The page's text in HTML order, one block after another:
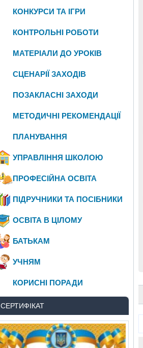
КОНКУРСИ ТА ІГРИ
КОНТРОЛЬНІ РОБОТИ
МАТЕРІАЛИ ДО УРОКІВ
СЦЕНАРІЇ ЗАХОДІВ
ПОЗАКЛАСНІ ЗАХОДИ
МЕТОДИЧНІ РЕКОМЕНДАЦІЇ
ПЛАНУВАННЯ
УПРАВЛІННЯ ШКОЛОЮ
ПРОФЕСІЙНА ОСВІТА
ПІДРУЧНИКИ ТА ПОСІБНИКИ
ОСВІТА В ЦІЛОМУ
БАТЬКАМ
УЧНЯМ
КОРИСНІ ПОРАДИ
СЕРТИФІКАТ